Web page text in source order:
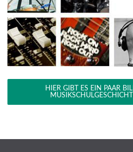
HIER GIBT ES EIN PAAR